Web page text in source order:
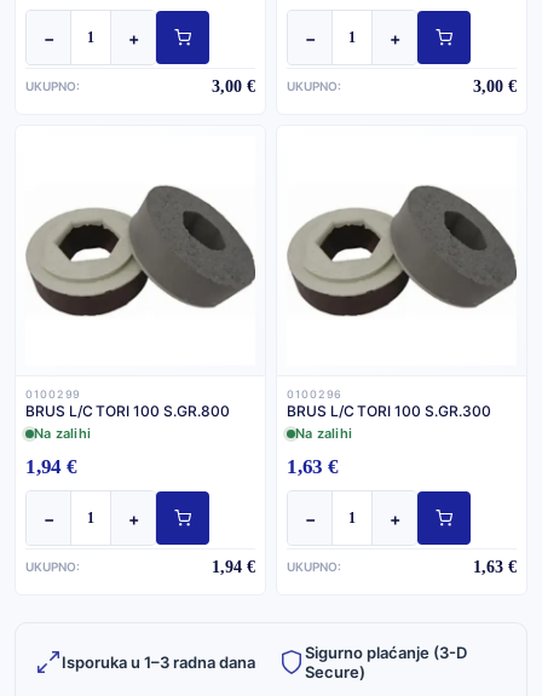
− +
UKUPNO: 3,00 €
− +
UKUPNO: 3,00 €
0100299
BRUS L/C TORI 100 S.GR.800
Na zalihi
1,94 €
− +
UKUPNO: 1,94 €
0100296
BRUS L/C TORI 100 S.GR.300
Na zalihi
1,63 €
− +
UKUPNO: 1,63 €
Isporuka u 1–3 radna dana
Sigurno plaćanje (3-D
Secure)